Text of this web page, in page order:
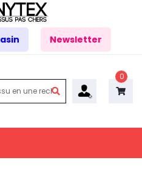
Newsletter
0